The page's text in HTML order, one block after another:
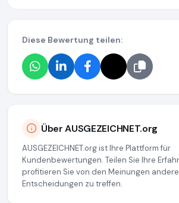
Diese Bewertung teilen:
Über AUSGEZEICHNET.org
AUSGEZEICHNET.org ist Ihre Plattform für
Kundenbewertungen. Teilen Sie Ihre
profitieren Sie von den Meinungen
Entscheidungen zu treffen.